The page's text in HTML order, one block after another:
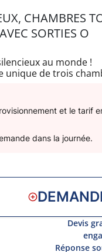
CHAMBRES
SORTIES O
au monde !
unique de trois
de tuyaux
les pluset le tarif
dans la journée.
Devis
Réponse